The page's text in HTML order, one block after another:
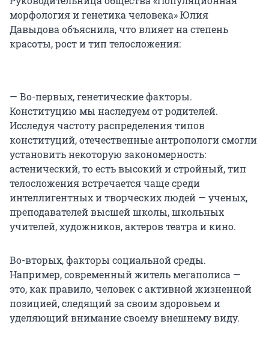
морфология и генетика человека» Юлия
Давыдова объяснила, что влияет на степень
красоты, рост и тип телосложения:
— Во-первых, генетические факторы.
Конституцию мы наследуем от родителей.
Исследуя частоту распределения типов
конституций, отечественные антропологи смогли
установить некоторую закономерность:
астенический, то есть высокий и стройный, тип
телосложения встречается чаще среди
интеллигентных и творческих людей — ученых,
преподавателей высшей школы, школьных
учителей, художников, актеров театра и кино.
Во-вторых, факторы социальной среды.
Например, современный житель мегаполиса —
это, как правило, человек с активной жизненной
позицией, следящий за своим здоровьем и
уделяющий внимание своему внешнему виду.